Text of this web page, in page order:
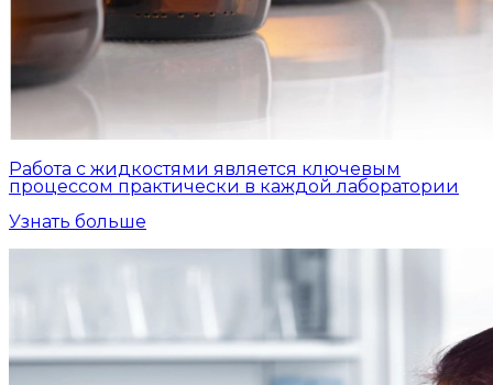
Работа с жидкостями является ключевым
процессом практически в каждой лаборатории
Узнать больше